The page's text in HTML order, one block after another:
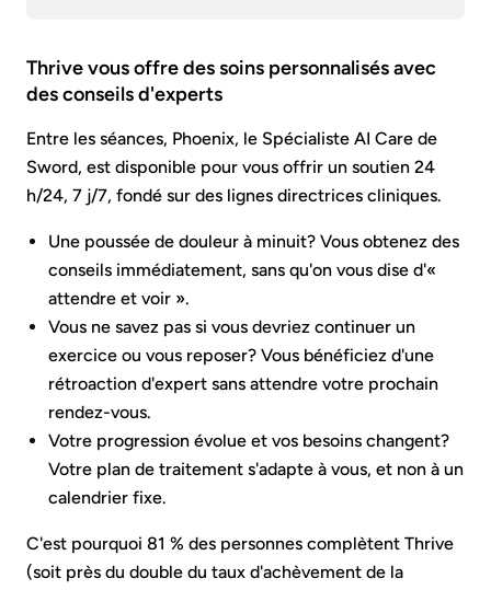
Thrive vous offre des soins personnalisés avec
des conseils d'experts
Entre les séances, Phoenix, le Spécialiste AI Care de
Sword, est disponible pour vous offrir un soutien 24
h/24, 7 j/7, fondé sur des lignes directrices cliniques.
Une poussée de douleur à minuit? Vous obtenez des
conseils immédiatement, sans qu'on vous dise d'«
attendre et voir ».
Vous ne savez pas si vous devriez continuer un
exercice ou vous reposer? Vous bénéficiez d'une
rétroaction d'expert sans attendre votre prochain
rendez-vous.
Votre progression évolue et vos besoins changent?
Votre plan de traitement s'adapte à vous, et non à un
calendrier fixe.
C'est pourquoi 81 % des personnes complètent Thrive
(soit près du double du taux d'achèvement de la